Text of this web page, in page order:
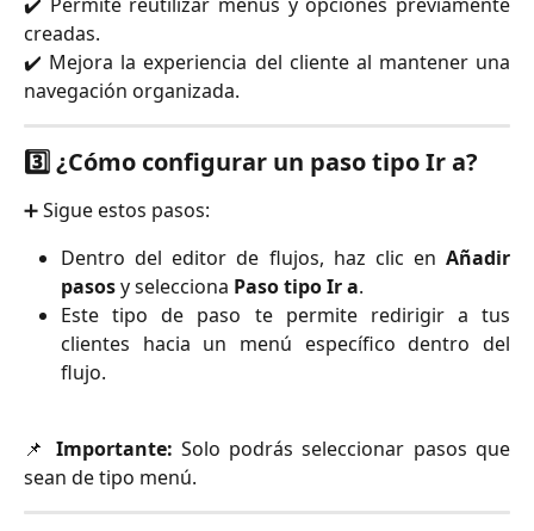
creadas.
✔️ Mejora la experiencia del cliente al mantener una
navegación organizada.
3️⃣ ¿Cómo configurar un paso tipo Ir a?
➕ Sigue estos pasos:
Dentro del editor de flujos, haz clic en Añadir
pasosy selecciona Paso tipo Ir a.
Este tipo de paso te permite redirigir a tus
clientes hacia un menú específico dentro del
flujo.
📌 Importante: Solo podrás seleccionar pasos que
sean de tipo menú.